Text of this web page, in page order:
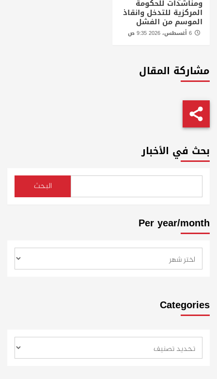
ومناشدات للحكومة
المركزية للتدخل وانقاذ
الموسم من الفشل
مشاركة المقال
بحث في الأخبار
البحث
Per year/month
Categories